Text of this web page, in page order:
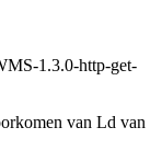
1.3.0-http-get-
van Ld van